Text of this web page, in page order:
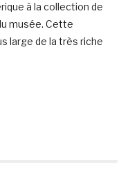
à la collection de
musée. Cette
large de la très riche